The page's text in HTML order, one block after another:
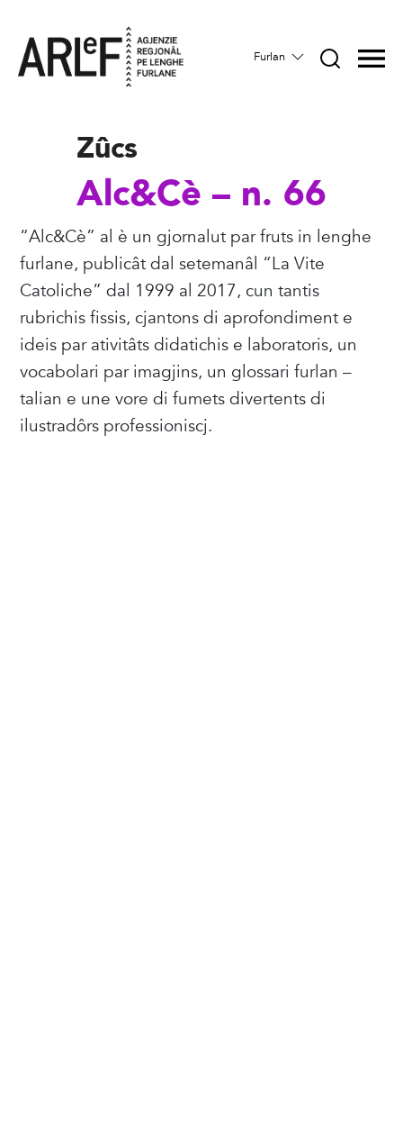
Furlan
Zûcs
Alc&Cè – n. 66
“Alc&Cè” al è un gjornalut par fruts in lenghe
furlane, publicât dal setemanâl “La Vite
Catoliche” dal 1999 al 2017, cun tantis
rubrichis fissis, cjantons di aprofondiment e
ideis par ativitâts didatichis e laboratoris, un
vocabolari par imagjins, un glossari furlan –
talian e une vore di fumets divertents di
ilustradôrs professioniscj.